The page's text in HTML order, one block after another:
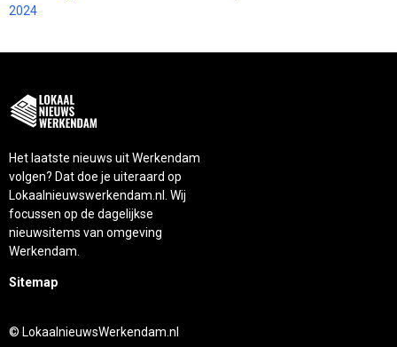
2024
Het laatste nieuws uit Werkendam
volgen? Dat doe je uiteraard op
Lokaalnieuwswerkendam.nl. Wij
focussen op de dagelijkse
nieuwsitems van omgeving
Werkendam.
Sitemap
© LokaalnieuwsWerkendam.nl